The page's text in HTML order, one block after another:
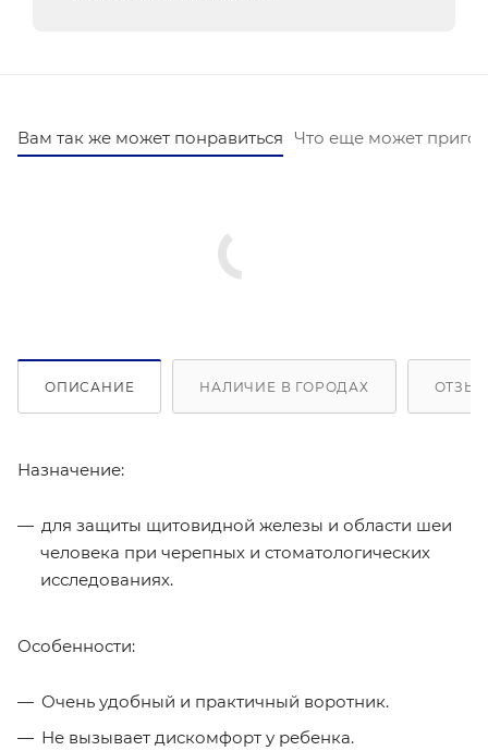
Вам так же может понравиться Что еще может
ОПИСАНИЕ НАЛИЧИЕ В ГОРОДАХ
Назначение:
для защиты щитовидной железы и области шеи
человека при черепных и стоматологических
исследованиях.
Особенности:
Очень удобный и практичный воротник.
Не вызывает дискомфорт у ребенка.